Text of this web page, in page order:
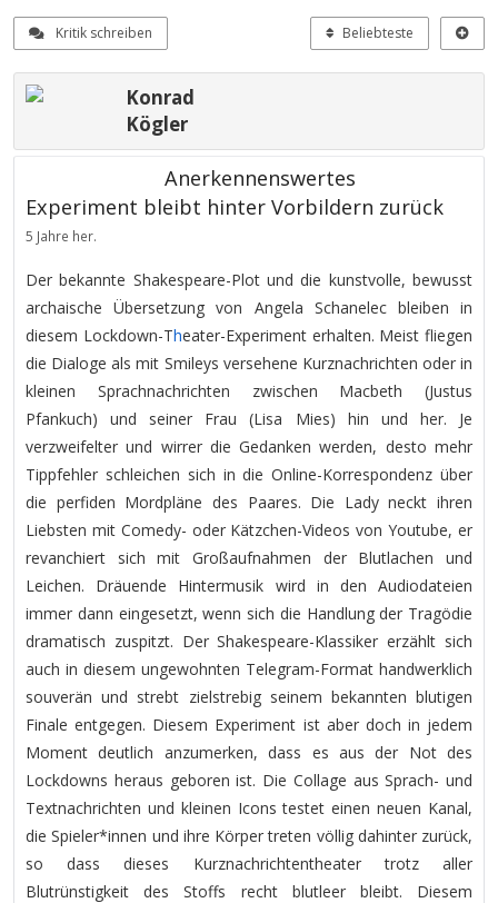
Kritik schreiben Beliebteste
Konrad
Kögler
Anerkennenswertes
Experiment bleibt hinter Vorbildern zurück
5 Jahre her.
Der bekannte Shakespeare-Plot und die kunstvolle, bewusst
archaische Übersetzung von Angela Schanelec bleiben in
diesem Lockdown-Theater-Experiment erhalten. Meist fliegen
die Dialoge als mit Smileys versehene Kurznachrichten oder in
kleinen Sprachnachrichten zwischen Macbeth (Justus
Pfankuch) und seiner Frau (Lisa Mies) hin und her. Je
verzweifelter und wirrer die Gedanken werden, desto mehr
Tippfehler schleichen sich in die Online-Korrespondenz über
die perfiden Mordpläne des Paares. Die Lady neckt ihren
Liebsten mit Comedy- oder Kätzchen-Videos von Youtube, er
revanchiert sich mit Großaufnahmen der Blutlachen und
Leichen. Dräuende Hintermusik wird in den Audiodateien
immer dann eingesetzt, wenn sich die Handlung der Tragödie
dramatisch zuspitzt. Der Shakespeare-Klassiker erzählt sich
auch in diesem ungewohnten Telegram-Format handwerklich
souverän und strebt zielstrebig seinem bekannten blutigen
Finale entgegen. Diesem Experiment ist aber doch in jedem
Moment deutlich anzumerken, dass es aus der Not des
Lockdowns heraus geboren ist. Die Collage aus Sprach- und
Textnachrichten und kleinen Icons testet einen neuen Kanal,
die Spieler*innen und ihre Körper treten völlig dahinter zurück,
so dass dieses Kurznachrichtentheater trotz aller
Blutrünstigkeit des Stoffs recht blutleer bleibt. Diesem